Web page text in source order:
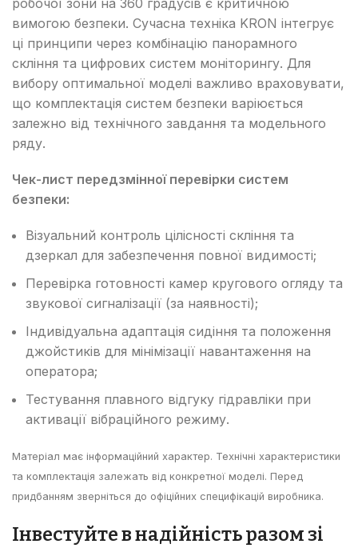
вимогою безпеки. Сучасна техніка KRON інтегрує
ці принципи через комбінацію панорамного
скління та цифрових систем моніторингу. Для
вибору оптимальної моделі важливо враховувати,
що комплектація систем безпеки варіюється
залежно від технічного завдання та модельного
ряду.
Чек-лист передзмінної перевірки систем
безпеки:
Візуальний контроль цілісності скління та
дзеркал для забезпечення повної видимості;
Перевірка готовності камер кругового огляду та
звукової сигналізації (за наявності);
Індивідуальна адаптація сидіння та положення
джойстиків для мінімізації навантаження на
оператора;
Тестування плавного відгуку гідравліки при
активації вібраційного режиму.
Матеріал має інформаційний характер. Технічні характеристики
та комплектація залежать від конкретної моделі. Перед
придбанням зверніться до офіційних специфікацій виробника.
Інвестуйте в надійність разом зі